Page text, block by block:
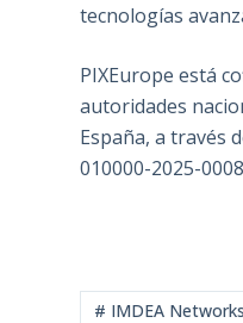
tecnologías
PIXEurope está
autoridades
España, a través
010000-2025-
# IMDEA Networks